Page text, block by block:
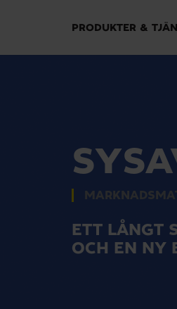
PRODUKTER &
ETT LÅNGT
OCH EN NY